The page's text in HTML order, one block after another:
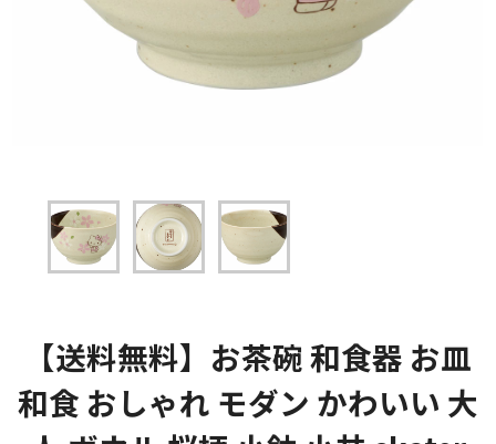
【送料無料】お茶碗 和食器 お皿
和食 おしゃれ モダン かわいい 大